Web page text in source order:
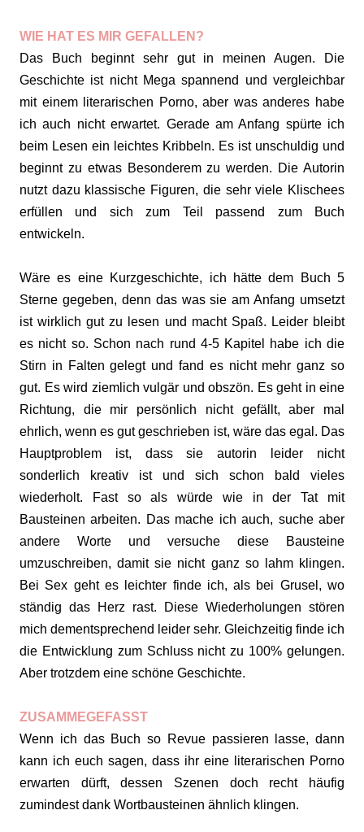
WIE HAT ES MIR GEFALLEN?
Das Buch beginnt sehr gut in meinen Augen. Die
Geschichte ist nicht Mega spannend und vergleichbar
mit einem literarischen Porno, aber was anderes habe
ich auch nicht erwartet. Gerade am Anfang spürte ich
beim Lesen ein leichtes Kribbeln. Es ist unschuldig und
beginnt zu etwas Besonderem zu werden. Die Autorin
nutzt dazu klassische Figuren, die sehr viele Klischees
erfüllen und sich zum Teil passend zum Buch
entwickeln.
Wäre es eine Kurzgeschichte, ich hätte dem Buch 5
Sterne gegeben, denn das was sie am Anfang umsetzt
ist wirklich gut zu lesen und macht Spaß. Leider bleibt
es nicht so. Schon nach rund 4-5 Kapitel habe ich die
Stirn in Falten gelegt und fand es nicht mehr ganz so
gut. Es wird ziemlich vulgär und obszön. Es geht in eine
Richtung, die mir persönlich nicht gefällt, aber mal
ehrlich, wenn es gut geschrieben ist, wäre das egal. Das
Hauptproblem ist, dass sie autorin leider nicht
sonderlich kreativ ist und sich schon bald vieles
wiederholt. Fast so als würde wie in der Tat mit
Bausteinen arbeiten. Das mache ich auch, suche aber
andere Worte und versuche diese Bausteine
umzuschreiben, damit sie nicht ganz so lahm klingen.
Bei Sex geht es leichter finde ich, als bei Grusel, wo
ständig das Herz rast. Diese Wiederholungen stören
mich dementsprechend leider sehr. Gleichzeitig finde ich
die Entwicklung zum Schluss nicht zu 100% gelungen.
Aber trotzdem eine schöne Geschichte.
ZUSAMMEGEFASST
Wenn ich das Buch so Revue passieren lasse, dann
kann ich euch sagen, dass ihr eine literarischen Porno
erwarten dürft, dessen Szenen doch recht häufig
zumindest dank Wortbausteinen ähnlich klingen.